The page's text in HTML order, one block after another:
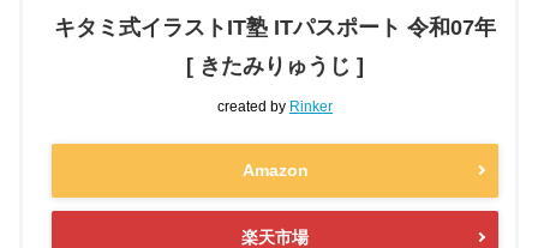
キタミ式イラストIT塾 ITパスポート 令和07年
[ きたみりゅうじ ]
created by Rinker
Amazon
楽天市場